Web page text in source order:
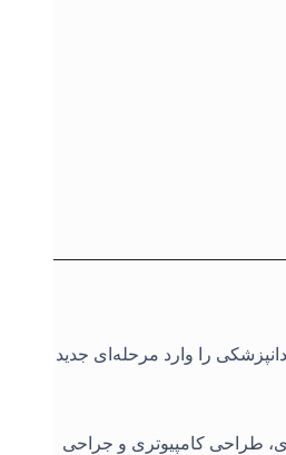
را وارد مرحله‌ای جدید و
طراحی کامپیوتری و جراحی